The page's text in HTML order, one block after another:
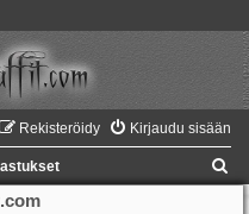
Kirjaudu sisään
Rekisteröidy